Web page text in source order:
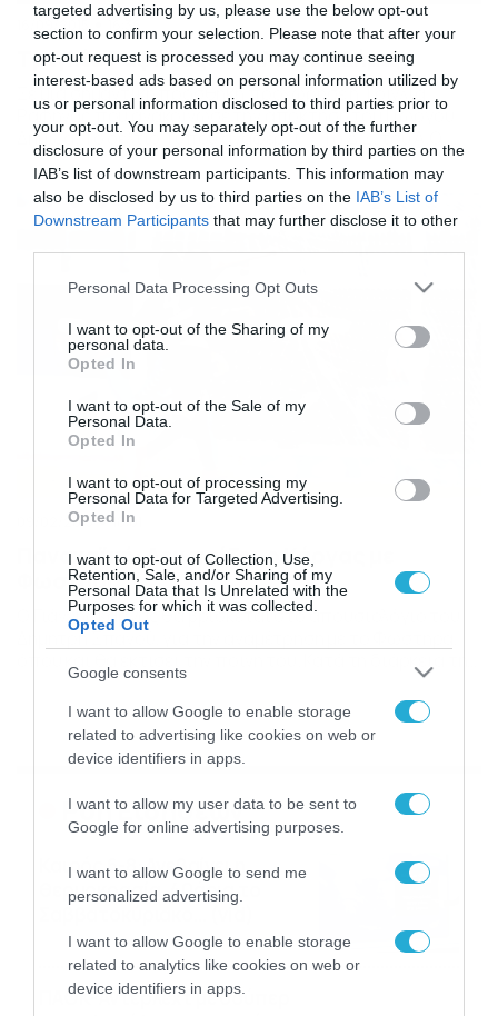
targeted advertising by us, please use the below opt-out
section to confirm your selection. Please note that after your
opt-out request is processed you may continue seeing
interest-based ads based on personal information utilized by
us or personal information disclosed to third parties prior to
your opt-out. You may separately opt-out of the further
disclosure of your personal information by third parties on the
IAB’s list of downstream participants. This information may
also be disclosed by us to third parties on the IAB’s List of
Downstream Participants that may further disclose it to other
Please note that this website/app uses one or more Google
not limited to your visit or usage behaviour. You may click to
grant or deny consent to Google and its third-party tags to
use your data for below specified purposes in below Google
consent section.
Personal Data Processing Opt Outs
I want to opt-out of the Sharing of my
personal data.
Opted In
I want to opt-out of the Sale of my
Personal Data.
Opted In
I want to opt-out of processing my
Personal Data for Targeted Advertising.
Opted In
I want to opt-out of Collection, Use,
Retention, Sale, and/or Sharing of my
Personal Data that Is Unrelated with the
Purposes for which it was collected.
Opted Out
Google consents
I want to allow Google to enable storage
related to advertising like cookies on web or
device identifiers in apps.
I want to allow my user data to be sent to
Google for online advertising purposes.
I want to allow Google to send me
personalized advertising.
I want to allow Google to enable storage
related to analytics like cookies on web or
device identifiers in apps.
16/09/2015 16:36
Τριγλία Ραφήνας: «Έκλεισε» Δήμιζα
Σε μία σημαντική προσθήκη προχώρησε η Τριγλία
Ραφήνας που ανακοίνωσε την απόκτηση του Γιώργου
Δήμιζα. Το δελτίο Τύπου αναφέρει: « Το Δ.Σ. του Α.Ο.
Τριγλίας Ραφήνας ανακοινώνει την απόκτηση του
Γιώργου Δήμιζα στην ομάδα μας και του εύχεται μία καλή
ποδοσφαιρική χρονιά.Ο ύψους 1,82 τερματοφύλακας
γεννήθηκε την 24/04/1994. Ξεκίνησε την καριέρα του
από τις ακαδημίες […]
09/02/2015 18:01
Παναχαϊκή: Δεν παίζει ο Κάργας με
Φωστήρα
Ο Γιάννης Κάργας θα βρίσκεται στο απουσιολόγιο του
Δημήτρη Σπανού, για την αναμέτρηση με το Φωστήρα,
αναμέτρησης ο νεαρός άσσος των «ροσονέρι» δέχτηκε
ένα χτύπημα στο κουντουπιέ, ωστόσο όπως
διαπιστώθηκε, δεν ήταν μεγάλο το πρόβλημα του
τραυματισμού του. Βέβαια δεν θα είναι στα πλάνα […]
Ροή Ειδήσεων
Καιρός 6-8: Ανεβαίνει η
θερμοκρασία, 40άρια το
06/08/2026 22:00
ΠΑΟΚ-Άντερλεχτ με σούπερ